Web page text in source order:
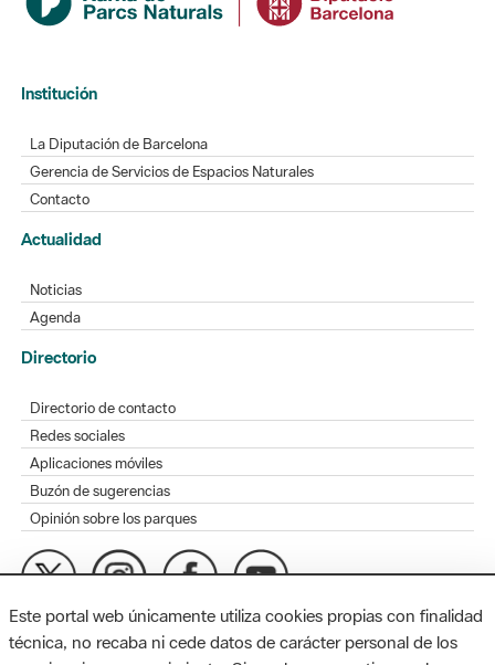
Institución
La Diputación de Barcelona
Gerencia de Servicios de Espacios Naturales
Contacto
Actualidad
Noticias
Agenda
Directorio
Directorio de contacto
Redes sociales
Aplicaciones móviles
Buzón de sugerencias
Opinión sobre los parques
MAPA WEB AVISO LEGAL ACCESIBILIDAD
Este portal web únicamente utiliza cookies propias con finalidad
técnica, no recaba ni cede datos de carácter personal de los